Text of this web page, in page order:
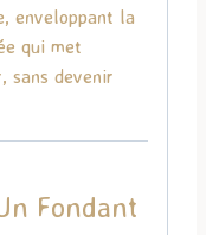
enveloppant la
qui met
sans devenir
Fondant